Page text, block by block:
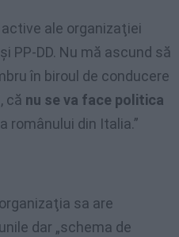
ale organizaţiei
PP-DD. Nu mă ascund să
în biroul de conducere
că nu se va face politica
românului din Italia.”
sa are
dar „schema de